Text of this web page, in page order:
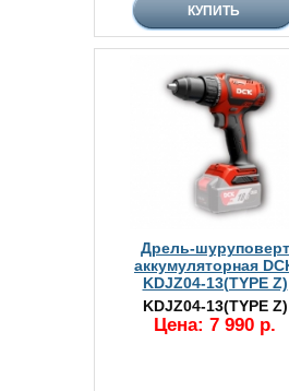
Дрель-шуруповерт
аккумуляторная
KDJZ04-13(TYPE Z)
KDJZ04-13(TYPE Z)
Цена: 7 990 р.